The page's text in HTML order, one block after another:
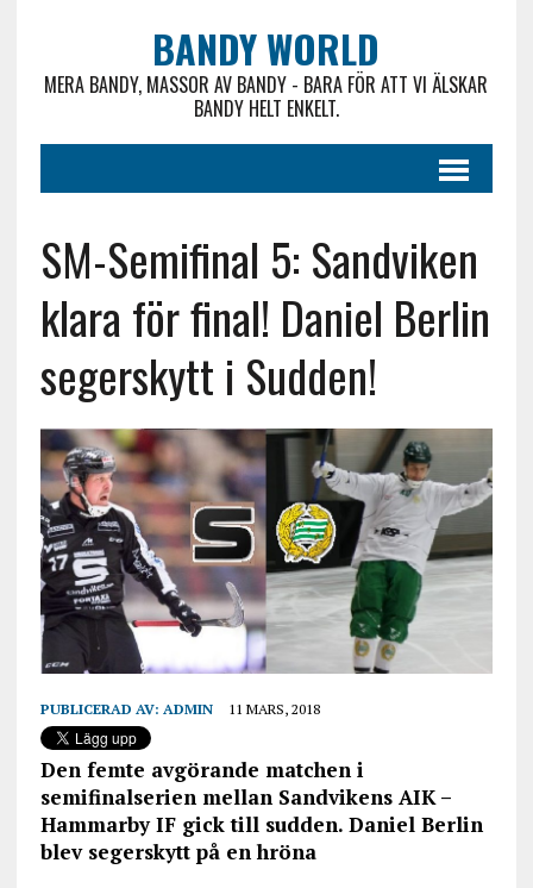
BANDY WORLD
MERA BANDY, MASSOR AV BANDY - BARA FÖR ATT VI ÄLSKAR
BANDY HELT ENKELT.
SM-Semifinal 5: Sandviken
klara för final! Daniel Berlin
segerskytt i Sudden!
PUBLICERAD AV: ADMIN 11 MARS, 2018
Den femte avgörande matchen i
semifinalserien mellan Sandvikens AIK –
Hammarby IF gick till sudden. Daniel Berlin
blev segerskytt på en hröna